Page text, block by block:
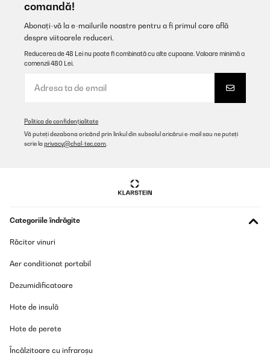
comandă!
Abonați-vă la e-mailurile noastre pentru a fi primul care află
despre viitoarele reduceri.
Reducerea de 48 Lei nu poate fi combinată cu alte cupoane. Valoare minimă a
comenzii 480 Lei.
Politica de confidențialitate
Vă puteți dezabona oricând prin linkul din subsolul oricărui e-mail sau ne puteți
scrie la privacy@chal-tec.com.
Categoriile îndrăgite
Răcitor vinuri
Aer conditionat portabil
Dezumidificatoare
Hote de insulă
Hote de perete
Încălzitoare cu infraroșu